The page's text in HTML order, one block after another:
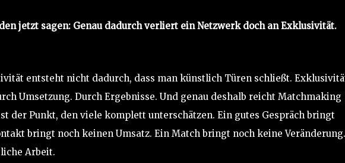
jetzt sagen: Genau dadurch verliert ein Netzwerk doch an Exklusivität.
entsteht nicht dadurch, dass man künstlich Türen schließt.
Umsetzung. Durch Ergebnisse. Und genau deshalb reicht Matchmaking
der Punkt, den viele komplett unterschätzen. Ein gutes Gespräch bringt
bringt noch keinen Umsatz. Ein Match bringt noch keine Veränderung.
Arbeit.